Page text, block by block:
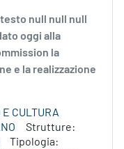
null null null
oggi alla
la
e la realizzazione
E CULTURA
Strutture:
Tipologia: